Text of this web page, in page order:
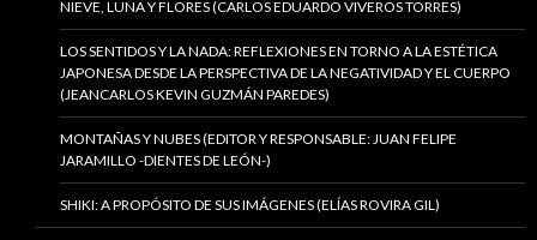
NIEVE, LUNA Y FLORES (CARLOS EDUARDO VIVEROS TORRES)
LOS SENTIDOS Y LA NADA: REFLEXIONES EN TORNO A LA ESTÉTICA
JAPONESA DESDE LA PERSPECTIVA DE LA NEGATIVIDAD Y EL CUERPO
(JEANCARLOS KEVIN GUZMÁN PAREDES)
MONTAÑAS Y NUBES (EDITOR Y RESPONSABLE: JUAN FELIPE
JARAMILLO -DIENTES DE LEÓN-)
SHIKI: A PROPÓSITO DE SUS IMÁGENES (ELÍAS ROVIRA GIL)